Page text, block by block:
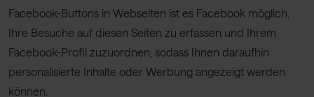
Facebook-Buttons in Webseiten ist es Facebook möglich,
Ihre Besuche auf diesen Seiten zu erfassen und Ihrem
Facebook-Profil zuzuordnen, sodass Ihnen daraufhin
personalisierte Inhalte oder Werbung angezeigt werden
können.